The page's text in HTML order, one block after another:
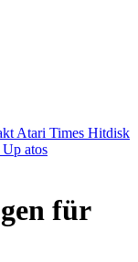
Atari Times Hitdisk
Up atos
für